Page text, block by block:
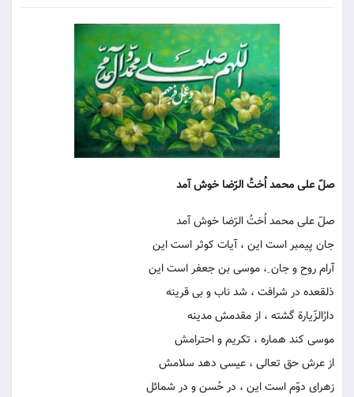
صلّ علی محمد اُختُ الرّضا خوش آمد
صلّ علی محمد اُختُ الرّضا خوش آمد
جان پیمبر است این ، آیات کوثر است این
آرام روح و جان ِ، موسی بن جعفر است این
ذلقعده در شرافت ، شد ناب و بی قرینه
دارُالزّیارة گشته ، از مقدمش مدینه
موسی کند هماره ، تکریم و احترامش
از عرش حق تعالی ، عیسی دهد سلامش
زهرای دوّم است این ، در حُسن و در شمائل